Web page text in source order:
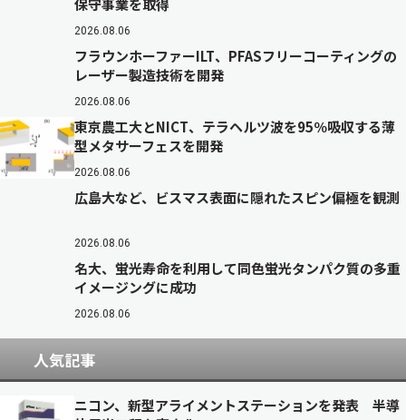
2026.08.06
フラウンホーファーILT、PFASフリーコーティングの
レーザー製造技術を開発
2026.08.06
東京農工大とNICT、テラヘルツ波を95％吸収する薄
型メタサーフェスを開発
2026.08.06
広島大など、ビスマス表面に隠れたスピン偏極を観測
2026.08.06
名大、蛍光寿命を利用して同色蛍光タンパク質の多重
イメージングに成功
2026.08.06
人気記事
ニコン、新型アライメントステーションを発表 半導